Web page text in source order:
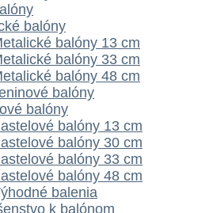
balóny
balóny 13 cm
balóny 33 cm
balóny 48 cm
balóny
balóny
balóny 13 cm
balóny 30 cm
balóny 33 cm
balóny 48 cm
balenia
k balónom